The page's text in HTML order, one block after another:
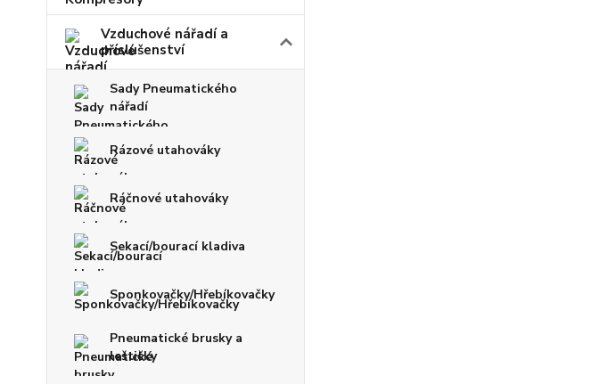
Vzduchové nářadí a
příslušenství
Sady Pneumatického
nářadí
Rázové utahováky
Ráčnové utahováky
Sekací/bourací kladiva
Sponkovačky/Hřebíkovačky
Pneumatické brusky a
leštičky